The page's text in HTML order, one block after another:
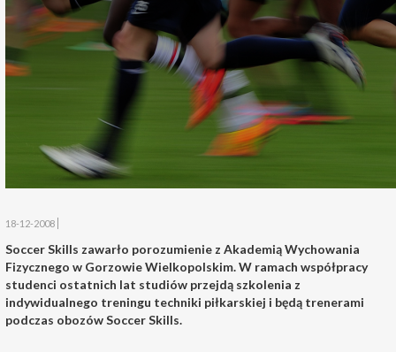
18-12-2008
Soccer Skills zawarło porozumienie z Akademią Wychowania
Fizycznego w Gorzowie Wielkopolskim. W ramach współpracy
studenci ostatnich lat studiów przejdą szkolenia z
indywidualnego treningu techniki piłkarskiej i będą trenerami
podczas obozów Soccer Skills.